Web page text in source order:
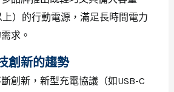
上）的行動電源，滿足長時間電力
求。
創新的趨勢
創新，新型充電協議（如USB-C